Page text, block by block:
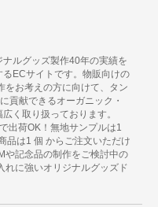
ルグッズ製作40年の実績を
ECサイトです。物販向けの
をお考えの方に向けて、タン
貢献できるオーガニック・
く取り扱っております。
出荷OK！無地サンプルは1
品は1 個 からご注文いただけ
や記念品の制作をご検討中の
れに強いオリジナルグッズド